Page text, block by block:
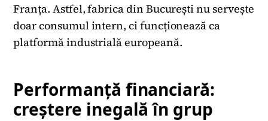
Franța. Astfel, fabrica din București nu servește
doar consumul intern, ci funcționează ca
platformă industrială europeană.
Performanță financiară:
creștere inegală în grup